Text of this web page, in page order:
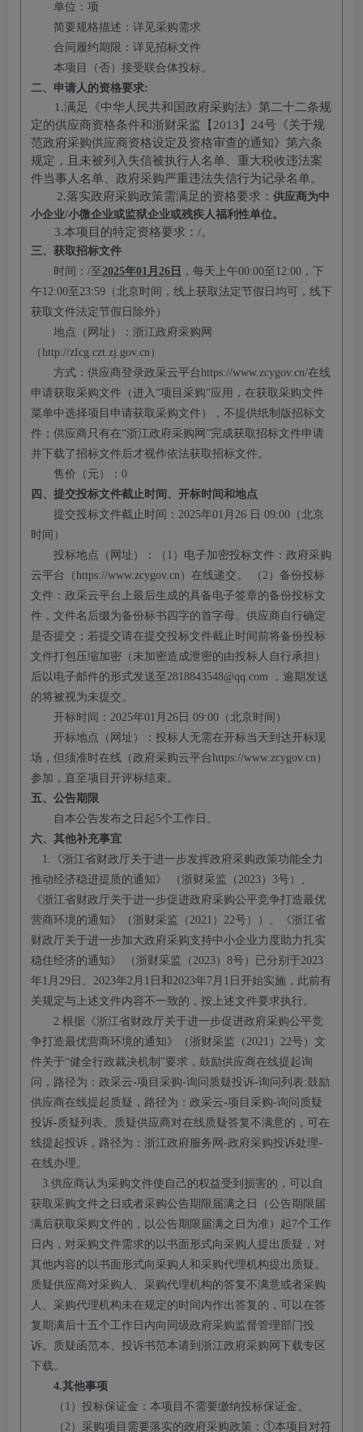
单位：项
简要规格描述：详见采购需求
合同履约期限：详见招标文件
本项目（否）接受联合体投标。
二、申请人的资格要求:
1.满足
《中华人民共和国政府采购法》第二十二条规
定的供应商资格条件和浙财采监【 2013】24号《关于规
范政府采购供应商资格设定及资格审查的通知》第六条
规定，且未被列入失信被执行人名单、重大税收违法案
件当事人名单、政府采购严重违法失信行为记录名单。
2.落实政府采购政策需满足的资格要求 ： 供应商为中
小企业/小微企业或监狱企业或残疾人福利性单位。
3.本项目的特定资格要求： /。
三、获取招标文件
时间： /至2025年01 月 26 日 ，每天上午00:00至12:00，下
午12:00至23:59（北京时间，线上获取法定节假日均可，线下
获取文件法定节假日除外）
地点（网址）：浙江政府采购网
（http://zfcg.czt.zj.gov.cn）
方式：供应商登录政采云平台https://www.zcygov.cn/在线
申请获取采购文件（进入“项目采购”应用，在获取采购文件
菜单中选择项目申请获取采购文件），不提供纸制版招标文
件；供应商只有在“浙江政府采购网”完成获取招标文件申请
并下载了招标文件后才视作依法获取招标文件。
售价（元）： 0
四、提交投标文件截止时间、开标时间和地点
提交投标文件截止时间： 2025年01 月 26 日 09:00 （北京
时间）
投标地点（网址）：（ 1）电子加密投标文件：政府采购
云平台（https://www.zcygov.cn）在线递交。 （2）备份投标
文件：政采云平台上最后生成的具备电子签章的备份投标文
件，文件名后缀为备份标书四字的首字母。供应商自行确定
是否提交；若提交请在提交投标文件截止时间前将备份投标
文件打包压缩加密（未加密造成泄密的由投标人自行承担）
后以电子邮件的形式发送至2818843548@qq.com
，逾期发送
的将被视为未提交。
开标时间： 2025年01 月 26 日 09:00 （北京时间）
开标地点（网址）：投标人无需在开标当天到达开标现
场，但须准时在线（政府采购云平台https://www.zcygov.cn）
参加，直至项目开评标结束。
五、公告期限
自本公告发布之 日起5个工作 日。
六、其他补充事宜
1.《浙江省财政厅关于进一步发挥政府采购政策功能全力
推动经济稳进提质的通知》 （浙财采监（2023）3号）、
《浙江省财政厅关于进一步促进政府采购公平竞争打造最优
营商环境的通知》（浙财采监（2021）22号））、《浙江省
财政厅关于进一步加大政府采购支持中小企业力度助力扎实
稳住经济的通知》 （浙财采监（2023）8号）已分别于2023
年1月29日、2023年2月1日和2023年7月1日开始实施，此前有
关规定与上述文件内容不一致的，按上述文件要求执行。
2.根据《浙江省财政厅关于进一步促进政府采购公平竞
争打造最优营商环境的通知》（浙财采监（2021）22号）文
件关于“健全行政裁决机制”要求，鼓励供应商在线提起询
问，路径为：政采云-项目采购-询问质疑投诉-询问列表:鼓励
供应商在线提起质疑，路径为：政采云-项目采购-询问质疑
投诉-质疑列表。质疑供应商对在线质疑答复不满意的，可在
线提起投诉，路径为：浙江政府服务网-政府采购投诉处理-
在线办理。
3.供应商认为采购文件使自己的权益受到损害的，可以自
获取采购文件之日或者采购公告期限届满之日（公告期限届
满后获取采购文件的，以公告期限届满之日为准）起7个工作
日内，对采购文件需求的以书面形式向采购人提出质疑，对
其他内容的以书面形式向采购人和采购代理机构提出质疑。
质疑供应商对采购人、采购代理机构的答复不满意或者采购
人、采购代理机构未在规定的时间内作出答复的，可以在答
复期满后十五个工作日内向同级政府采购监督管理部门投
诉。质疑函范本、投诉书范本请到浙江政府采购网下载专区
下载。
4.其他事项
（ 1）投标保证金：本项目 不需要缴纳投标保证金。
（2）采购项目需要落实的政府采购政策：①本项目对符